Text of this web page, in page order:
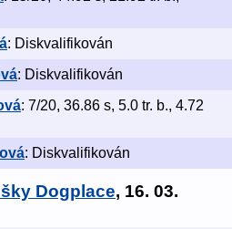
: Diskvalifikován
: Diskvalifikován
: 7/20, 36.86 s, 5.0 tr. b., 4.72
: Diskvalifikován
Dogplace, 16. 03.